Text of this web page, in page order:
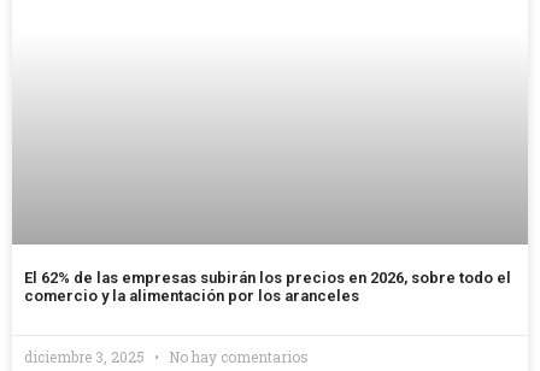
El 62% de las empresas subirán los precios en 2026, sobre todo el
comercio y la alimentación por los aranceles
diciembre 3, 2025 No hay comentarios